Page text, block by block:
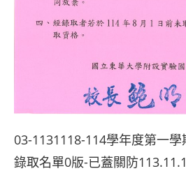
03-1131118-114學年度第一
錄取名單0版-已蓋關防